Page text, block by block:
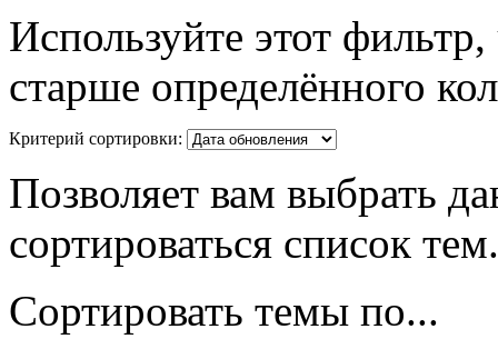
Используйте этот
старше определённого
Критерий сортировки:
Позволяет вам выбрать
сортироваться список тем.
Сортировать темы по...